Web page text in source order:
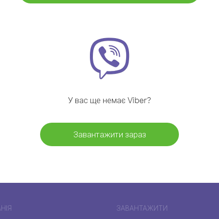
У вас ще немає Viber?
Завантажити зараз
ЗАВАНТАЖИТИ